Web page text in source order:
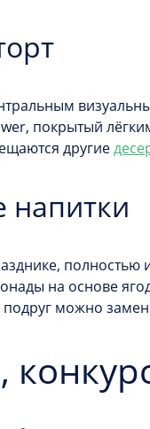
покрытый
другие
напитки
на основе
можно